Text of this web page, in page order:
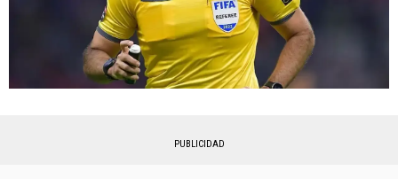
PUBLICIDAD